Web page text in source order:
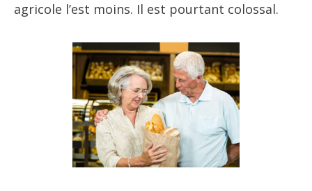
agricole l’est moins. Il est pourtant colossal.